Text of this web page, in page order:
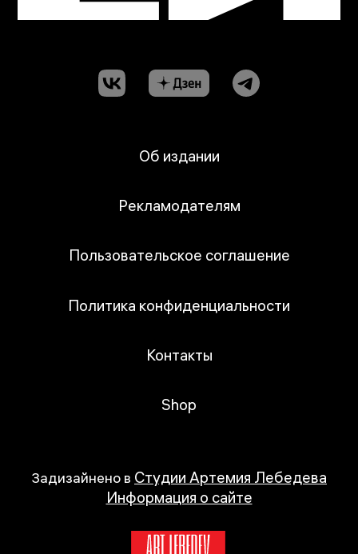
Об издании
Рекламодателям
Пользовательское соглашение
Политика конфиденциальности
Контакты
Shop
Задизайнено в Студии Артемия Лебедева
Информация о сайте